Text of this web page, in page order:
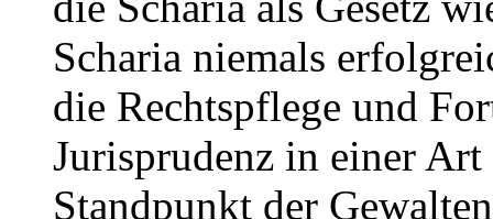
Scharia niemals
die Rechtspflege und
Jurisprudenz in einer
Standpunkt der